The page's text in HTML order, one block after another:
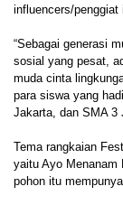
influencers/penggiat
“Sebagai generasi
sosial yang pesat,
muda cinta
para siswa yang
Jakarta, dan SMA 3
Tema rangkaian
yaitu Ayo Menanam
pohon itu